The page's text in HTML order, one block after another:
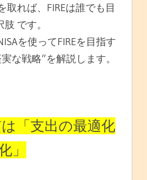
取れば、FIREは誰でも目
です。
を使ってFIREを目指す
な戦略”を解説します。
「支出の最適化
」